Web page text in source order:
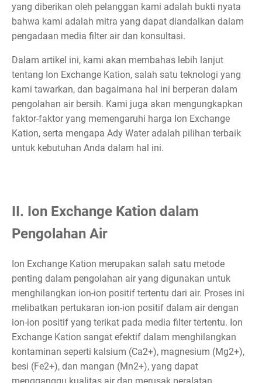
yang diberikan oleh pelanggan kami adalah bukti nyata
bahwa kami adalah mitra yang dapat diandalkan dalam
pengadaan media filter air dan konsultasi.
Dalam artikel ini, kami akan membahas lebih lanjut
tentang Ion Exchange Kation, salah satu teknologi yang
kami tawarkan, dan bagaimana hal ini berperan dalam
pengolahan air bersih. Kami juga akan mengungkapkan
faktor-faktor yang memengaruhi harga Ion Exchange
Kation, serta mengapa Ady Water adalah pilihan terbaik
untuk kebutuhan Anda dalam hal ini.
II. Ion Exchange Kation dalam
Pengolahan Air
Ion Exchange Kation merupakan salah satu metode
penting dalam pengolahan air yang digunakan untuk
menghilangkan ion-ion positif tertentu dari air. Proses ini
melibatkan pertukaran ion-ion positif dalam air dengan
ion-ion positif yang terikat pada media filter tertentu. Ion
Exchange Kation sangat efektif dalam menghilangkan
kontaminan seperti kalsium (Ca2+), magnesium (Mg2+),
besi (Fe2+), dan mangan (Mn2+), yang dapat